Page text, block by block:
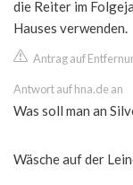
die Reiter im
Hauses verwenden.
Antrag auf
Antwort auf hna.de an
Was soll man an
Wäsche auf der